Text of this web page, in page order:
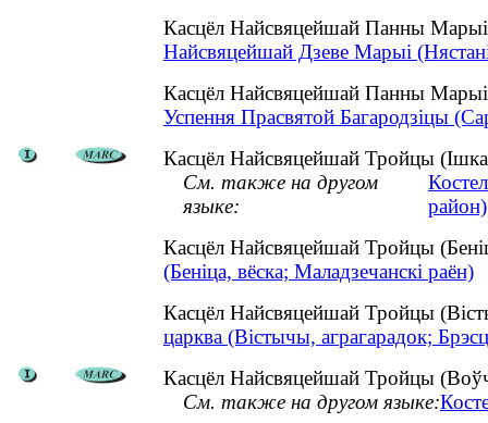
Касцёл Найсвяцейшай Панны
Найсвяцейшай Дзеве Марыі
Касцёл Найсвяцейшай Панны
Успення Прасвятой Багародзіцы
Касцёл Найсвяцейшай Тройцы
См. также на другом
языке:
район)
Касцёл Найсвяцейшай Тройцы
(Беніца, вёска; Маладзечанскі раён)
Касцёл Найсвяцейшай Тройцы
царква (Вістычы, аграгарадок;
Касцёл Найсвяцейшай Тройцы
См. также на другом языке: